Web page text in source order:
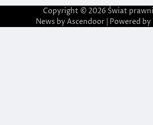
Copyright © 2026 Świat
News by Ascendoor| Powered by